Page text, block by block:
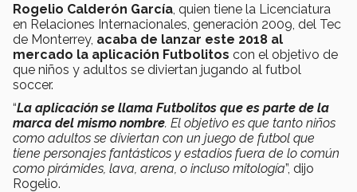
Rogelio Calderón García , quien tiene la Licenciatura
en Relaciones Internacionales, generación 2009, del Tec
de Monterrey, acaba de lanzar este 2018 al
mercado la aplicación Futbolitos con el objetivo de
que niños y adultos se diviertan jugando al futbol
soccer.
“La aplicación se llama Futbolitos que es parte de la
marca del mismo nombre. El objetivo es que tanto niños
como adultos se diviertan con un juego de futbol que
tiene personajes fantásticos y estadios fuera de lo común
como pirámides, lava, arena, o incluso mitología”, dijo
Rogelio.